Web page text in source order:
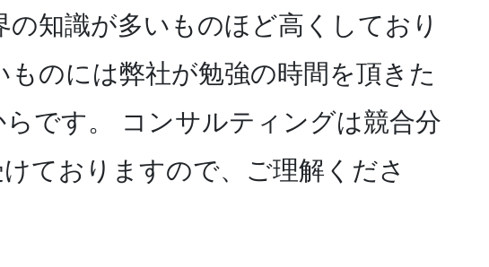
の知識が多いものほど高くしており
ものには弊社が勉強の時間を頂きた
です。 コンサルティングは競合分
ておりますので、ご理解くださ